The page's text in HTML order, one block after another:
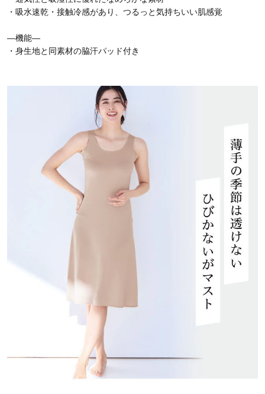
・吸水速乾・接触冷感があり、つるっと気持ちいい肌感覚
―機能―
・身生地と同素材の脇汗パッド付き